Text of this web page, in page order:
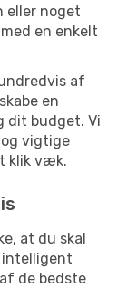
eller noget
en enkelt
af
en
dit budget. Vi
vigtige
klik væk.
at du skal
intelligent
de bedste